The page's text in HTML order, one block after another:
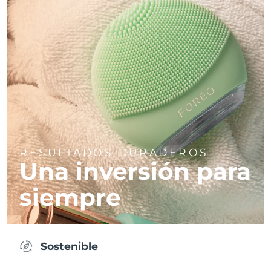
RESULTADOS DURADEROS
Una inversión para
siempre
Sostenible